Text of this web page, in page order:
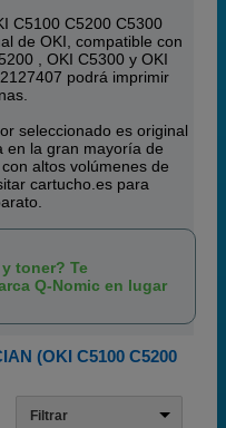
C5100 C5200 C5300
de OKI, compatible con
, OKI C5300 y OKI
podrá imprimir
seleccionado es original
en la gran mayoría de
altos volúmenes de
cartucho.es para
toner? Te
Q-Nomic en lugar
(OKI C5100 C5200
Filtrar